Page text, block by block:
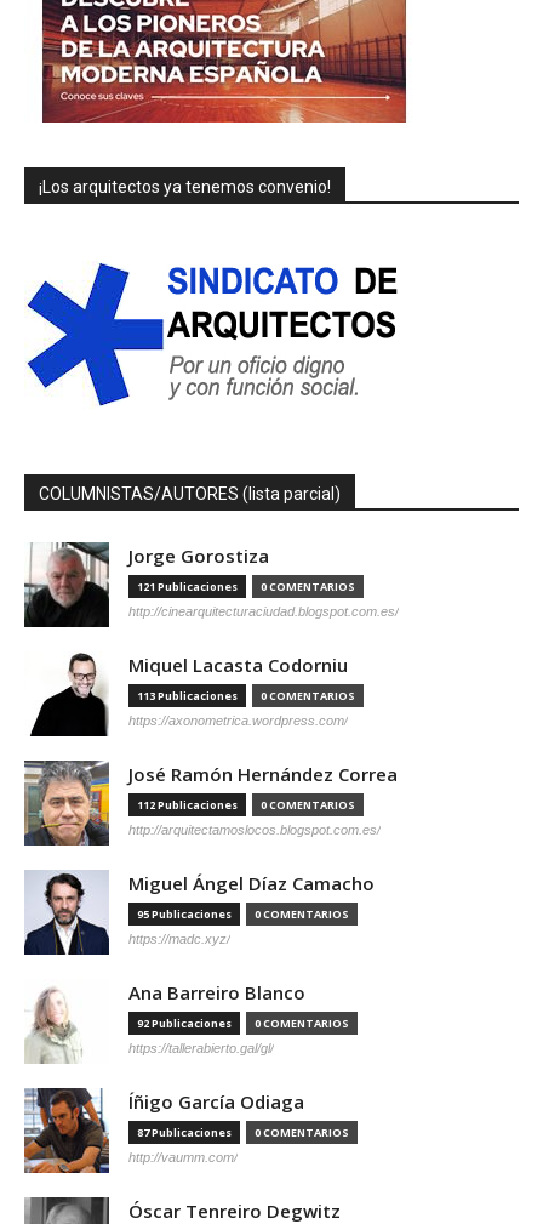
¡Los arquitectos ya tenemos convenio!
COLUMNISTAS/AUTORES (lista parcial)
Jorge Gorostiza
121 Publicaciones 0 COMENTARIOS
http://cinearquitecturaciudad.blogspot.com.es/
Miquel Lacasta Codorniu
113 Publicaciones 0 COMENTARIOS
https://axonometrica.wordpress.com/
José Ramón Hernández Correa
112 Publicaciones 0 COMENTARIOS
http://arquitectamoslocos.blogspot.com.es/
Miguel Ángel Díaz Camacho
95 Publicaciones 0 COMENTARIOS
https://madc.xyz/
Ana Barreiro Blanco
92 Publicaciones 0 COMENTARIOS
https://tallerabierto.gal/gl/
Íñigo García Odiaga
87 Publicaciones 0 COMENTARIOS
http://vaumm.com/
Óscar Tenreiro Degwitz